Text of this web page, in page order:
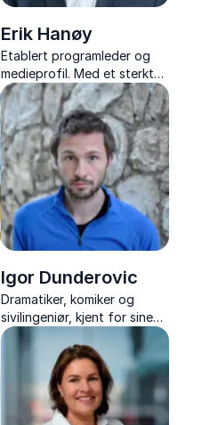
Erik Hanøy
Etablert programleder og
medieprofil. Med et sterkt
engasjement vil han gi deg
tips til å skape en bedre
arbeidshverdag!
Igor Dunderovic
Dramatiker, komiker og
sivilingeniør, kjent for sine
harselerende betraktninger
av Norge og norsk flerkultur.